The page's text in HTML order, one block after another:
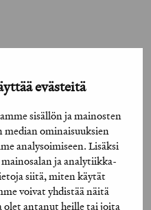
evästeitä
sisällön ja mainosten
median ominaisuuksien
analysoimiseen. Lisäksi
ja analytiikka-
siitä, miten käytät
voivat yhdistää näitä
antanut heille tai joita
Hirvonen